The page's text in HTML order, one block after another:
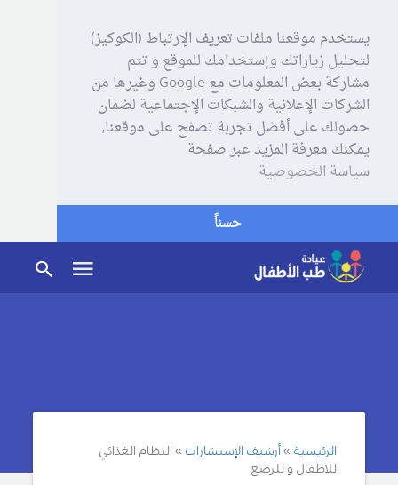
يستخدم موقعنا ملفات تعريف الإرتباط (الكوكيز)
لتحليل زياراتك وإستخدامك للموقع و تتم
مشاركة بعض المعلومات مع Google وغيرها من
الشركات الإعلانية والشبكات الإجتماعية لضمان
حصولك على أفضل تجربة تصفح على موقعنا,
يمكنك معرفة المزيد عبر صفحة
سياسة الخصوصية
حسناً
الرئيسية أرشيف الإستشارات
النظام الغذائي
للاطفال و للرضع